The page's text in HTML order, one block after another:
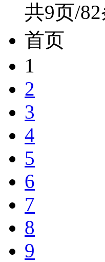
共9页/82
首页
1
2
3
4
5
6
7
8
9